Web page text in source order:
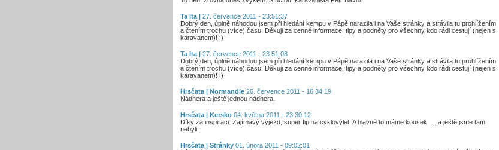
Ta Ita | 27. července 2011 - 23:51:37
Dobrý den, úplně náhodou jsem při hledání kempu v Pápě narazila i na Vaše stránky a strávila tu prohlížením
a čtením trochu (více) času. Děkuji za cenné informace, tipy a podněty pro všechny kdo rádi cestují (nejen s
karavanem)! :)
Ta Ita | 27. července 2011 - 23:51:08
Dobrý den, úplně náhodou jsem při hledání kempu v Pápě narazila i na Vaše stránky a strávila tu prohlížením
a čtením trochu (více) času. Děkuji za cenné informace, tipy a podněty pro všechny kdo rádi cestují (nejen s
karavanem)! :)
Hrsčata | Normandie 26. července 2011 - 16:34:19
Nádhera a ještě jednou nádhera.
Hrsčata | Kersko 04. května 2011 - 23:30:12
Díky za inspiraci. Zajímavý výjezd, super tip na cyklovýlet. A hlavně to máme kousek......a ještě jsme tam
nebyli.
Hrsčata | Stránky 01. února 2011 - 09:02:01